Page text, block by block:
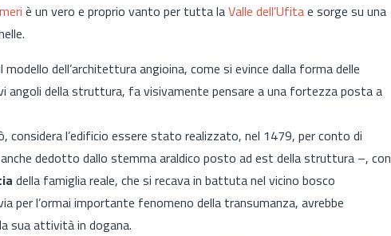
è un vero e proprio vanto per tutta laValle dell’Ufitae sorge su una
dell’architettura angioina, come si evince dalla forma delle
della struttura, fa visivamente pensare a una fortezza posta a
considera l’edificio essere stato realizzato, nel 1479, per conto di
dedotto dallo stemma araldico posto ad est della struttura –, con
della famiglia reale, che si recava in battuta nel vicino bosco
per l’ormai importante fenomeno della transumanza, avrebbe
sua attività in dogana.